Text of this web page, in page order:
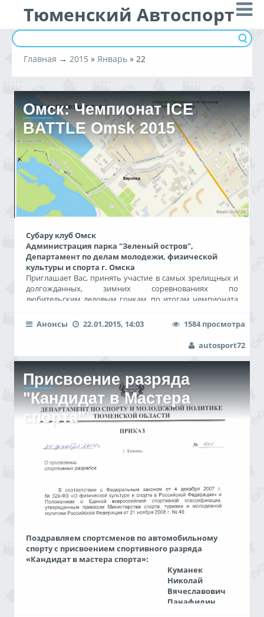
Тюменский Автоспорт
Главная → 2015 » Январь » 22
Омск: Чемпионат ICE
BATTLE Оmsk 2015
Субару клуб Омск
Администрация парка "Зеленый остров",
Департамент по делам молодежи, физической
культуры и спорта г. Омска
Приглашает Вас, принять участие в самых зрелищных и
долгожданных, зимних соревнованиях по
любительским ледовым гонкам, по итогам чемпионата
войдут в состав команды г. Омска для поездки на
Ледовую Битву Городов Сибири-5 .
Место проведения чемпионата ICE BATTLE Оmsk 2015!!!!!!
парк "Зеленый остров"( трасса протяженностью 3,5 км)
Первый отборочный этап пройдёт1-го февраляначало
регистрации в 10-00 начало соревнований в 12-00
тренировка31 Янва
Анонсы 22.01.2015, 14:03
1584 просмотра
autosport72
Присвоение разряда
"Кандидат в Мастера
спорта"
Поздравляем спортсменов по автомобильному
спорту с присвоением спортивного разряда
«Кандидат в мастера спорта»:
Куманек
Николай
Вячеславович
Панафидин